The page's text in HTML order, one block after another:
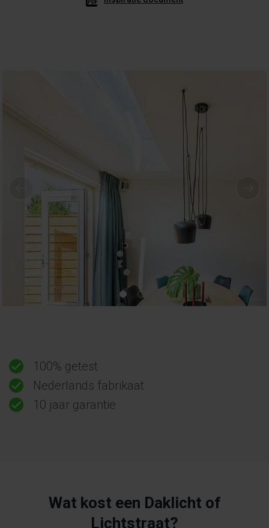
100% getest
Nederlands fabrikaat
10 jaar garantie
Wat kost een Daklicht of
Lichtstraat?